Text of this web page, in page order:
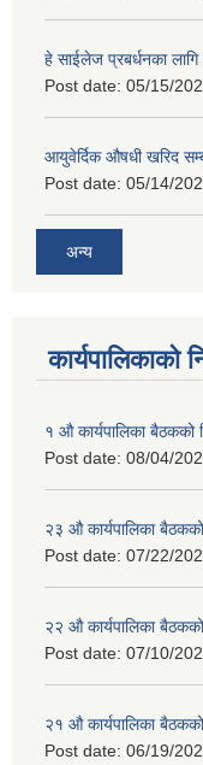
हे साईलेज प्रबर्धनका
Post date: 05/15/
आयुवेर्दिक औषधी खरिद
Post date: 05/14/
अन्य
कार्यपालिकाको
१ औ कार्यपालिका बैठकको
Post date: 08/04/
२३ औ कार्यपालिका
Post date: 07/22/
२२ औ कार्यपालिका
Post date: 07/10/
२१ औ कार्यपालिका
Post date: 06/19/